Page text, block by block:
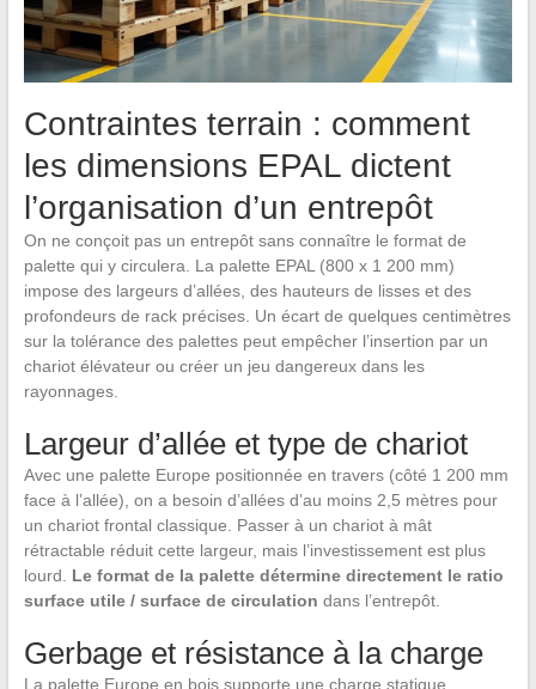
Contraintes terrain : comment
les dimensions EPAL dictent
l’organisation d’un entrepôt
On ne conçoit pas un entrepôt sans connaître le format de
palette qui y circulera. La palette EPAL (800 x 1 200 mm)
impose des largeurs d’allées, des hauteurs de lisses et des
profondeurs de rack précises. Un écart de quelques centimètres
sur la tolérance des palettes peut empêcher l’insertion par un
chariot élévateur ou créer un jeu dangereux dans les
rayonnages.
Largeur d’allée et type de chariot
Avec une palette Europe positionnée en travers (côté 1 200 mm
face à l’allée), on a besoin d’allées d’au moins 2,5 mètres pour
un chariot frontal classique. Passer à un chariot à mât
rétractable réduit cette largeur, mais l’investissement est plus
lourd. Le format de la palette détermine directement le ratio
surface utile / surface de circulation dans l’entrepôt.
Gerbage et résistance à la charge
La palette Europe en bois supporte une charge statique